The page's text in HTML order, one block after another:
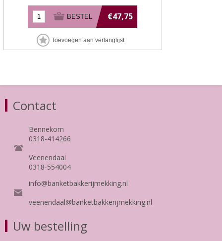
€47,75
Contact
Bennekom
0318-414266
Veenendaal
0318-554004
info@banketbakkerijmekking.nl
veenendaal@banketbakkerijmekking.nl
Uw bestelling